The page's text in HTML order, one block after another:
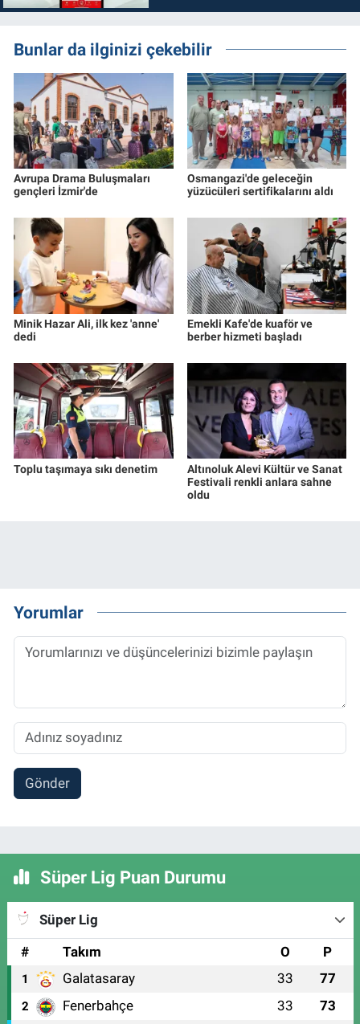
Bunlar da ilginizi çekebilir
Avrupa Drama Buluşmaları
gençleri İzmir'de
Osmangazi'de geleceğin
yüzücüleri sertifikalarını aldı
Minik Hazar Ali, ilk kez 'anne'
dedi
Emekli Kafe'de kuaför ve
berber hizmeti başladı
Toplu taşımaya sıkı denetim
Altınoluk Alevi Kültür ve Sanat
Festivali renkli anlara sahne
oldu
Yorumlar
Gönder
Süper Lig Puan Durumu
Süper Lig
#
Takım O P
1 Galatasaray 33 77
2 Fenerbahçe 33 73